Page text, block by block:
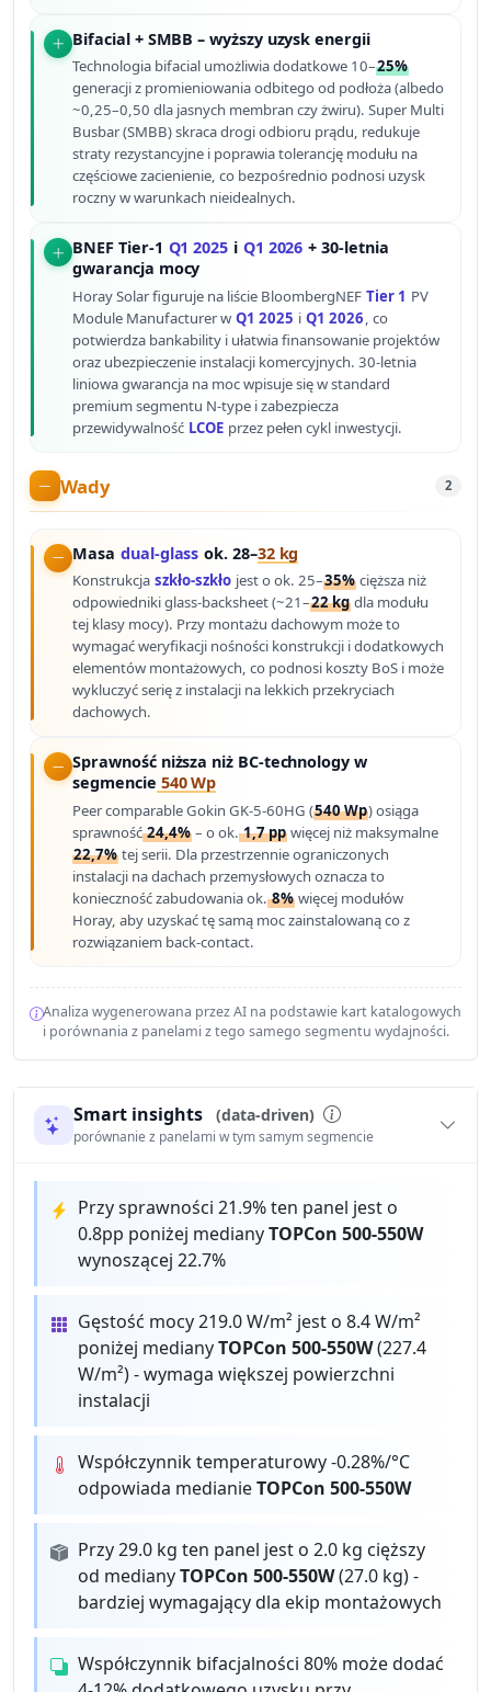
Bifacial + SMBB – wyższy uzysk energii
Technologia bifacial umożliwia dodatkowe 10–25%
generacji z promieniowania odbitego od podłoża (albedo
~0,25–0,50 dla jasnych membran czy żwiru). Super Multi
Busbar (SMBB) skraca drogi odbioru prądu, redukuje
straty rezystancyjne i poprawia tolerancję modułu na
częściowe zacienienie, co bezpośrednio podnosi uzysk
roczny w warunkach nieidealnych.
BNEF Tier-1 Q1 2025 i Q1 2026 + 30-letnia
gwarancja mocy
Horay Solar figuruje na liście BloombergNEF Tier 1 PV
Module Manufacturer w Q1 2025 i Q1 2026, co
potwierdza bankability i ułatwia finansowanie projektów
oraz ubezpieczenie instalacji komercyjnych. 30-letnia
liniowa gwarancja na moc wpisuje się w standard
premium segmentu N-type i zabezpiecza
przewidywalność LCOE przez pełen cykl inwestycji.
Wady 2
Masa dual-glass ok. 28–32 kg
Konstrukcja szkło-szkło jest o ok. 25–35% cięższa niż
odpowiedniki glass-backsheet (~21–22 kg dla modułu
tej klasy mocy). Przy montażu dachowym może to
wymagać weryfikacji nośności konstrukcji i dodatkowych
elementów montażowych, co podnosi koszty BoS i może
wykluczyć serię z instalacji na lekkich przekryciach
dachowych.
Sprawność niższa niż BC-technology w
segmencie 540 Wp
Peer comparable Gokin GK-5-60HG (540 Wp) osiąga
sprawność24,4% – o ok.1,7 pp więcej niż maksymalne
22,7% tej serii. Dla przestrzennie ograniczonych
instalacji na dachach przemysłowych oznacza to
konieczność zabudowania ok.8% więcej modułów
Horay, aby uzyskać tę samą moc zainstalowaną co z
rozwiązaniem back-contact.
Analiza wygenerowana przez AI na podstawie kart katalogowych
i porównania z panelami z tego samego segmentu wydajności.
Smart insights (data-driven)
porównanie z panelami w tym samym segmencie
Przy sprawności 21.9% ten panel jest o
0.8pp poniżej medianyTOPCon 500-550W
wynoszącej 22.7%
Gęstość mocy 219.0 W/m² jest o 8.4 W/m²
poniżej medianyTOPCon 500-550W(227.4
W/m²) - wymaga większej powierzchni
instalacji
Współczynnik temperaturowy -0.28%/°C
odpowiada medianieTOPCon 500-550W
Przy 29.0 kg ten panel jest o 2.0 kg cięższy
od medianyTOPCon 500-550W(27.0 kg) -
bardziej wymagający dla ekip montażowych
Współczynnik bifacjalności 80% może dodać